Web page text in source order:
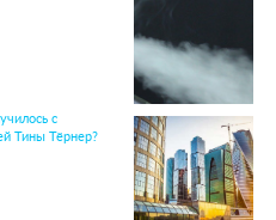
с
Тины Тёрнер?